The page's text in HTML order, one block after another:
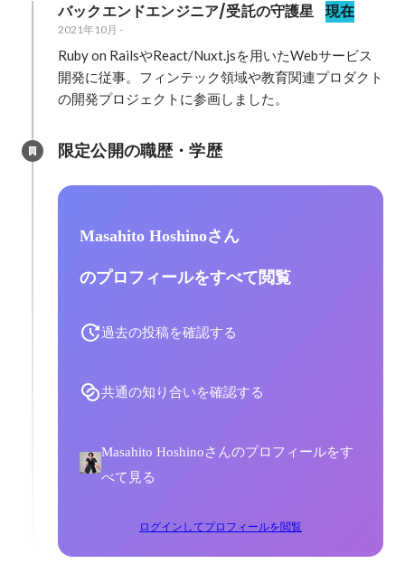
バックエンドエンジニア/受託の守護星 現在
2021年10月 -
Ruby on RailsやReact/Nuxt.jsを用いたWebサービス
開発に従事。フィンテック領域や教育関連プロダクト
の開発プロジェクトに参画しました。
限定公開の職歴・学歴
Masahito Hoshinoさん
のプロフィールをすべて閲覧
過去の投稿を確認する
共通の知り合いを確認する
Masahito Hoshinoさんのプロフィールをす
べて見る
ログインしてプロフィールを閲覧